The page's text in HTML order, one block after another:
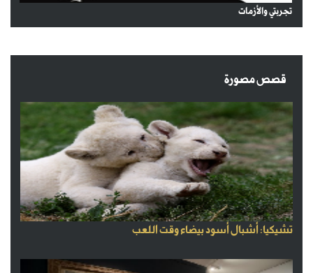
تجربتي والأزمات
قصص مصورة
تشيكيا: أشبال أسود بيضاء وقت اللعب